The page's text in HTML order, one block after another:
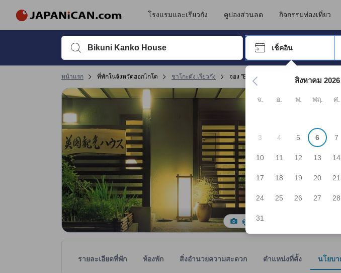
โรงแรมและเรียวกัง คูปองส่วนลด กิจกรรมท่องเที่ยว
พิมพ์ชื่อที่พักหรือคำที่ต้องการค้นหา จากนั้นใช้ปุ่มลูกศรหรือปุ่ม Tab เพื่อเลื่อนหาคำที่ต้องการ แล้วกด
เช็คอิน
กด Enter เพื่อเลือกวันที่ ใช้ปุ่ม
สิงหาคม 2026
จ. อ. พ. พฤ. ศ.
3 4 5 6 7
10 11 12 13 14
17 18 19 20 21
24 25 26 27 28
31
หน้าแรก ที่พักในจังหวัดฮอกไกโด ชาโกะตัง เรียวกัง จอง "Bikuni Kanko House"
ดูรูปทั้งหมด
รายละเอียดที่พัก ห้องพัก สิ่งอำนวยความสะดวก ตำแหน่งที่ตั้ง นโยบ